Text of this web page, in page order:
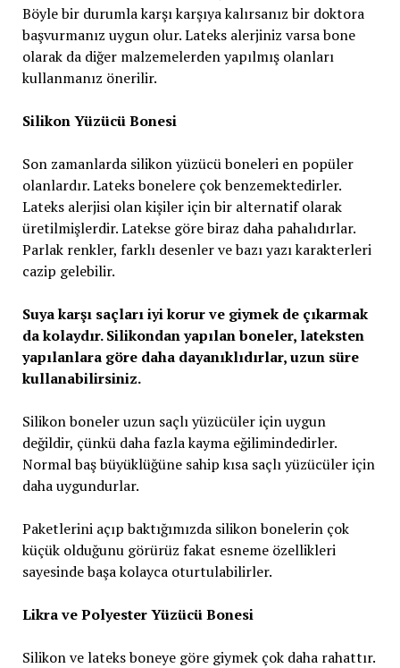
Böyle bir durumla karşı karşıya kalırsanız bir doktora
başvurmanız uygun olur. Lateks alerjiniz varsa bone
olarak da diğer malzemelerden yapılmış olanları
kullanmanız önerilir.
Silikon Yüzücü Bonesi
Son zamanlarda silikon yüzücü boneleri en popüler
olanlardır. Lateks bonelere çok benzemektedirler.
Lateks alerjisi olan kişiler için bir alternatif olarak
üretilmişlerdir. Latekse göre biraz daha pahalıdırlar.
Parlak renkler, farklı desenler ve bazı yazı karakterleri
cazip gelebilir.
Suya karşı saçları iyi korur ve giymek de çıkarmak
da kolaydır. Silikondan yapılan boneler, lateksten
yapılanlara göre daha dayanıklıdırlar, uzun süre
kullanabilirsiniz.
Silikon boneler uzun saçlı yüzücüler için uygun
değildir, çünkü daha fazla kayma eğilimindedirler.
Normal baş büyüklüğüne sahip kısa saçlı yüzücüler için
daha uygundurlar.
Paketlerini açıp baktığımızda silikon bonelerin çok
küçük olduğunu görürüz fakat esneme özellikleri
sayesinde başa kolayca oturtulabilirler.
Likra ve Polyester Yüzücü Bonesi
Silikon ve lateks boneye göre giymek çok daha rahattır.